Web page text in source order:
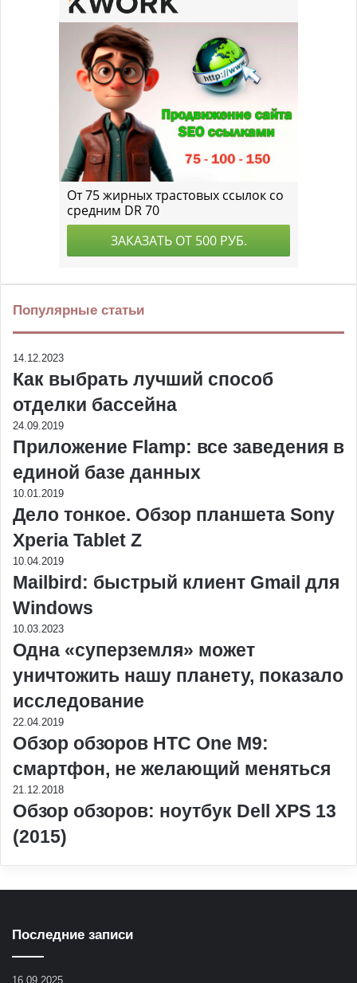
Популярные статьи
14.12.2023
Как выбрать лучший способ
отделки бассейна
24.09.2019
Приложение Flamp: все заведения в
единой базе данных
10.01.2019
Дело тонкое. Обзор планшета Sony
Xperia Tablet Z
10.04.2019
Mailbird: быстрый клиент Gmail для
Windows
10.03.2023
Одна «суперземля» может
уничтожить нашу планету, показало
исследование
22.04.2019
Обзор обзоров HTC One M9:
смартфон, не желающий меняться
21.12.2018
Обзор обзоров: ноутбук Dell XPS 13
(2015)
Последние записи
16.09.2025